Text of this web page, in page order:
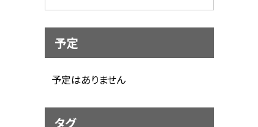
予定
予定はありません
タグ